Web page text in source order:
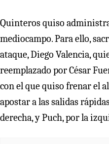
Quinteros quiso
mediocampo. Para ello,
ataque, Diego Valencia,
reemplazado por César
con el que quiso frenar el
apostar a las salidas
derecha, y Puch, por la